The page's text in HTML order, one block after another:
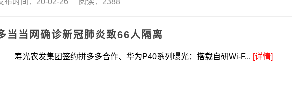
布时间：20-02-26 阅读：2388
当当网确诊新冠肺炎致66人隔离
寿光农发集团签约拼多多合作、华为P40系列曝光：搭载自研Wi-F... [详情]